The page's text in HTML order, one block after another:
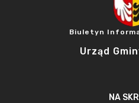
Biuletyn
Urząd
NA